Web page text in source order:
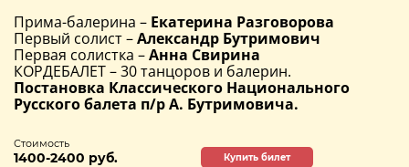
Прима-балерина – Екатерина Разговорова
Первый солист –Александр Бутримович
Первая солистка –Анна Свирина
КОРДЕБАЛЕТ – 30 танцоров и балерин.
Постановка Классического Национального
Русского балета п/р А. Бутримовича.
Стоимость
1400-2400 руб. Купить билет